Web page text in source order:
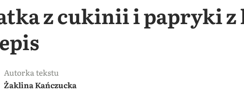
z cukinii i papryki
Autorka tekstu
Żaklina Kańczucka